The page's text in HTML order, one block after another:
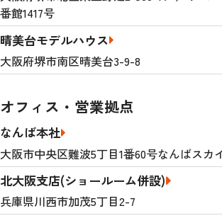
番館1417号
晴美台モデルハウス
大阪府堺市南区晴美台3-9-8
オフィス・営業拠点
なんば本社
大阪市中央区難波5丁目1番60号なんばスカ
北大阪支店(ショールーム併設)
兵庫県川西市加茂5丁目2-7